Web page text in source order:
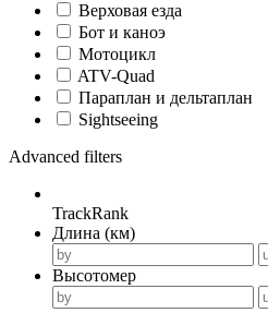
Верховая езда
Бот и каноэ
Мотоцикл
ATV-Quad
Параплан и дельтаплан
Sightseeing
Advanced filters
TrackRank
Длина (км)
Высотомер